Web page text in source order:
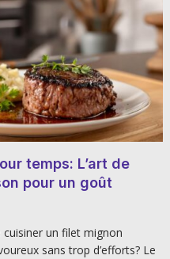
temps: L’art de
pour un goût
un filet mignon
sans trop d’efforts? Le